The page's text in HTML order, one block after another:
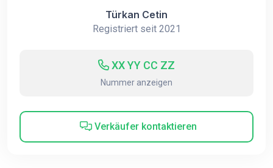
Türkan Cetin
Registriert seit 2021
XX YY CC ZZ
Nummer anzeigen
Verkäufer kontaktieren